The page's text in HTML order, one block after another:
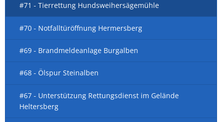
#71 - Tierrettung Hundsweihersägemühle
#70 - Notfalltüröffnung Hermersberg
#69 - Brandmeldeanlage Burgalben
#68 - Ölspur Steinalben
#67 - Unterstützung Rettungsdienst im Gelände
Heltersberg